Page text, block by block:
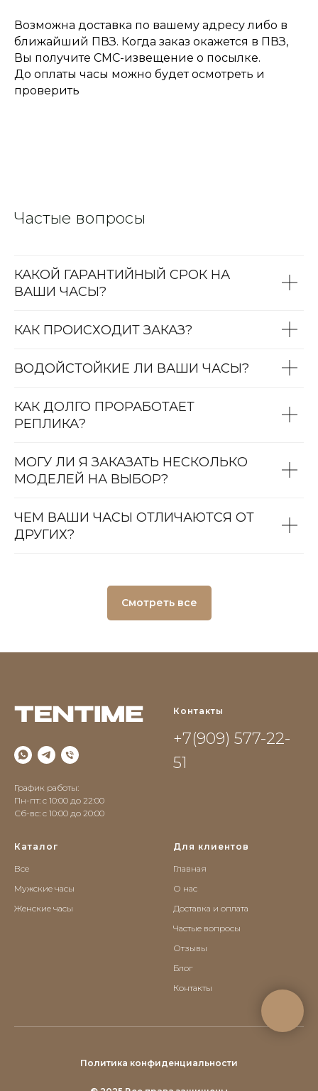
Возможна доставка по вашему адресу либо в
ближайший ПВЗ. Когда заказ окажется в ПВЗ,
Вы получите СМС-извещение о посылке.
До оплаты часы можно будет осмотреть и
проверить
Частые вопросы
КАКОЙ ГАРАНТИЙНЫЙ СРОК НА
ВАШИ ЧАСЫ?
КАК ПРОИСХОДИТ ЗАКАЗ?
ВОДОЙСТОЙКИЕ ЛИ ВАШИ ЧАСЫ?
КАК ДОЛГО ПРОРАБОТАЕТ
РЕПЛИКА?
МОГУ ЛИ Я ЗАКАЗАТЬ НЕСКОЛЬКО
МОДЕЛЕЙ НА ВЫБОР?
ЧЕМ ВАШИ ЧАСЫ ОТЛИЧАЮТСЯ ОТ
ДРУГИХ?
Смотреть все
График работы:
Пн-пт: с 10:00 до 22:00
Сб-вс: c 10:00 до 20:00
Контакты
+7(909) 577-22-
51
Каталог
Все
Мужские часы
Женские часы
Для клиентов
Главная
О нас
Доставка и оплата
Частые вопросы
Отзывы
Блог
Контакты
Политика конфиденциальности